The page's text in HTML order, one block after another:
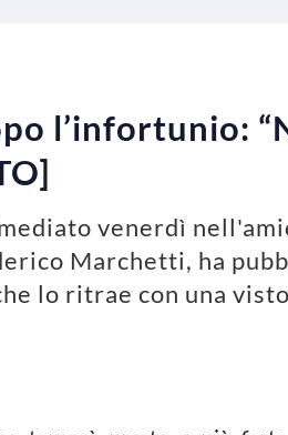
l’infortunio:
venerdì
Marchetti, ha
lo ritrae con una